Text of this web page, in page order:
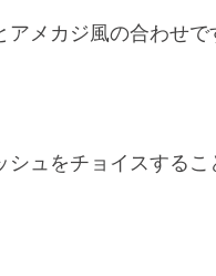
アメカジ風の合わせで
シュをチョイスする